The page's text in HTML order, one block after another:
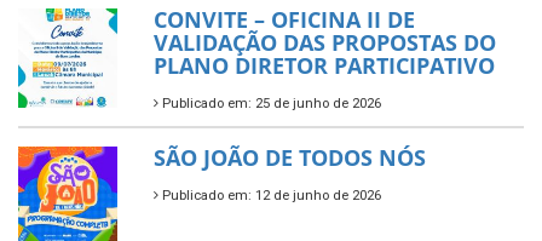
CONVITE – OFICINA II DE
VALIDAÇÃO DAS PROPOSTAS DO
PLANO DIRETOR PARTICIPATIVO
Publicado em: 25 de junho de 2026
SÃO JOÃO DE TODOS NÓS
Publicado em: 12 de junho de 2026